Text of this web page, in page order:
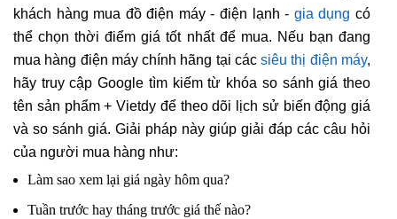
khách hàng mua đồ điện máy - điện lạnh - gia dụng có
thể chọn thời điểm giá tốt nhất để mua. Nếu bạn đang
mua hàng điện máy chính hãng tại cácsiêu thị điện máy,
hãy truy cập Google tìm kiếm từ khóa so sánh giá theo
tên sản phẩm + Vietdy để theo dõi lịch sử biến động giá
và so sánh giá. Giải pháp này giúp giải đáp các câu hỏi
của người mua hàng như:
Làm sao xem lại giá ngày hôm qua?
Tuần trước hay tháng trước giá thế nào?